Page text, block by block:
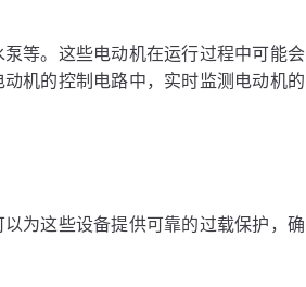
等。这些电动机在运行过程中可能会
机的控制电路中，实时监测电动机的
为这些设备提供可靠的过载保护，确